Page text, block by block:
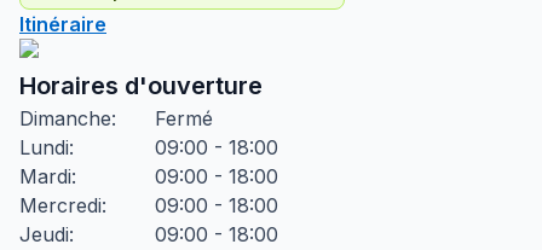
Itinéraire
Horaires d'ouverture
Dimanche:
Fermé
Lundi:
09:00 - 18:00
Mardi:
09:00 - 18:00
Mercredi:
09:00 - 18:00
Jeudi:
09:00 - 18:00